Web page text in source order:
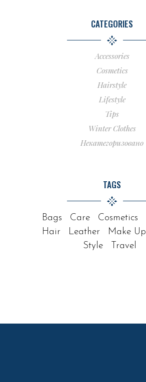
CATEGORIES
Accessories
Cosmetics
Hairstyle
Lifestyle
Tips
Winter Clothes
Некатегоризовано
TAGS
Bags Care Cosmetics
Hair
Leather Make Up
Style
Travel